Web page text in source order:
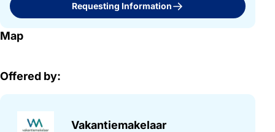
Requesting Information
Map
Offered by:
Vakantiemakelaar